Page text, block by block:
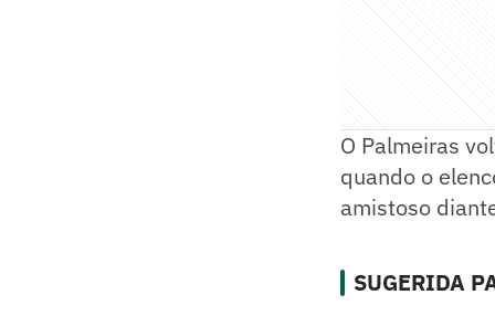
O Palmeiras
quando o
amistoso
SUGERIDA